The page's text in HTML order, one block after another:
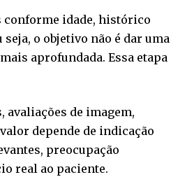
conforme idade, histórico
o objetivo não é dar uma
aprofundada. Essa etapa
de imagem,
depende de indicação
preocupação
real ao paciente.